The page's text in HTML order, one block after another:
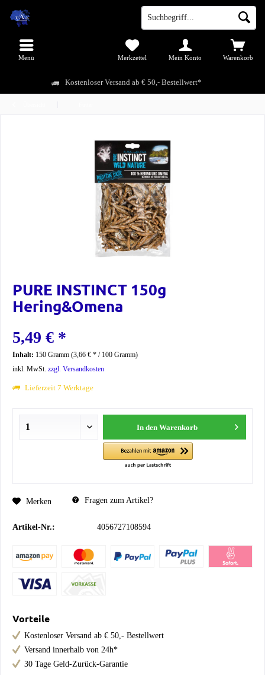
Kostenloser Versand ab € 50,- Bestellwert*
Menü Warenkorb
Merkzettel Mein Konto
PURE INSTINCT 150g
Hering&Omena
5,49 € *
Inhalt: 150 Gramm (3,66 € * / 100 Gramm)
inkl. MwSt. zzgl. Versandkosten
Lieferzeit 7 Werktage
In den Warenkorb
Merken Fragen zum Artikel?
Artikel-Nr.: 4056727108594
Vorteile
Kostenloser Versand ab € 50,- Bestellwert
Versand innerhalb von 24h*
30 Tage Geld-Zurück-Garantie